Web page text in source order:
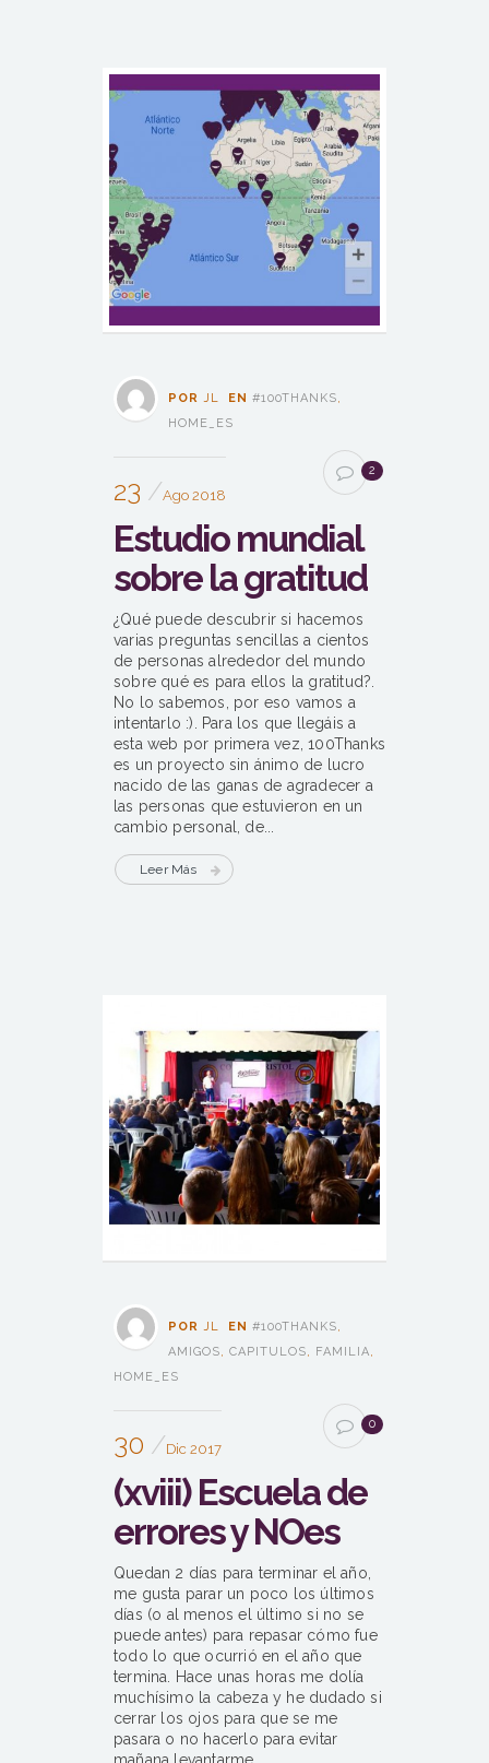
POR JL EN #100THANKS,
HOME_ES
23 Ago 2018
2
Estudio mundial
sobre la gratitud
¿Qué puede descubrir si hacemos
varias preguntas sencillas a cientos
de personas alrededor del mundo
sobre qué es para ellos la gratitud?.
No lo sabemos, por eso vamos a
intentarlo :). Para los que llegáis a
esta web por primera vez, 100Thanks
es un proyecto sin ánimo de lucro
nacido de las ganas de agradecer a
las personas que estuvieron en un
cambio personal, de...
Leer Más
POR JL EN #100THANKS,
AMIGOS, CAPITULOS, FAMILIA,
HOME_ES
30 Dic 2017
0
(xviii) Escuela de
errores y NOes
Quedan 2 días para terminar el año,
me gusta parar un poco los últimos
días (o al menos el último si no se
puede antes) para repasar cómo fue
todo lo que ocurrió en el año que
termina. Hace unas horas me dolía
muchísimo la cabeza y he dudado si
cerrar los ojos para que se me
pasara o no hacerlo para evitar
mañana levantarme...